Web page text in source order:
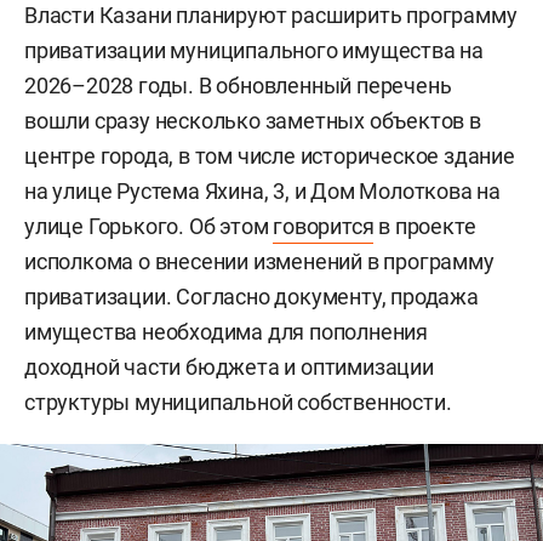
Власти Казани планируют расширить программу
приватизации муниципального имущества на
2026–2028 годы. В обновленный перечень
вошли сразу несколько заметных объектов в
центре города, в том числе историческое здание
на улице Рустема Яхина, 3, и Дом Молоткова на
улице Горького. Об этом говорится в проекте
исполкома о внесении изменений в программу
приватизации. Согласно документу, продажа
имущества необходима для пополнения
доходной части бюджета и оптимизации
структуры муниципальной собственности.